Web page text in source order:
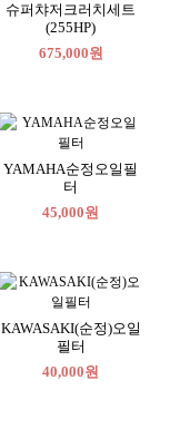
슈퍼챠저크러치세트
(255HP)
675,000원
YAMAHA순정오일필
터
45,000원
KAWASAKI(순정)오일
필터
40,000원